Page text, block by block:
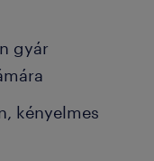
gyár
kényelmes